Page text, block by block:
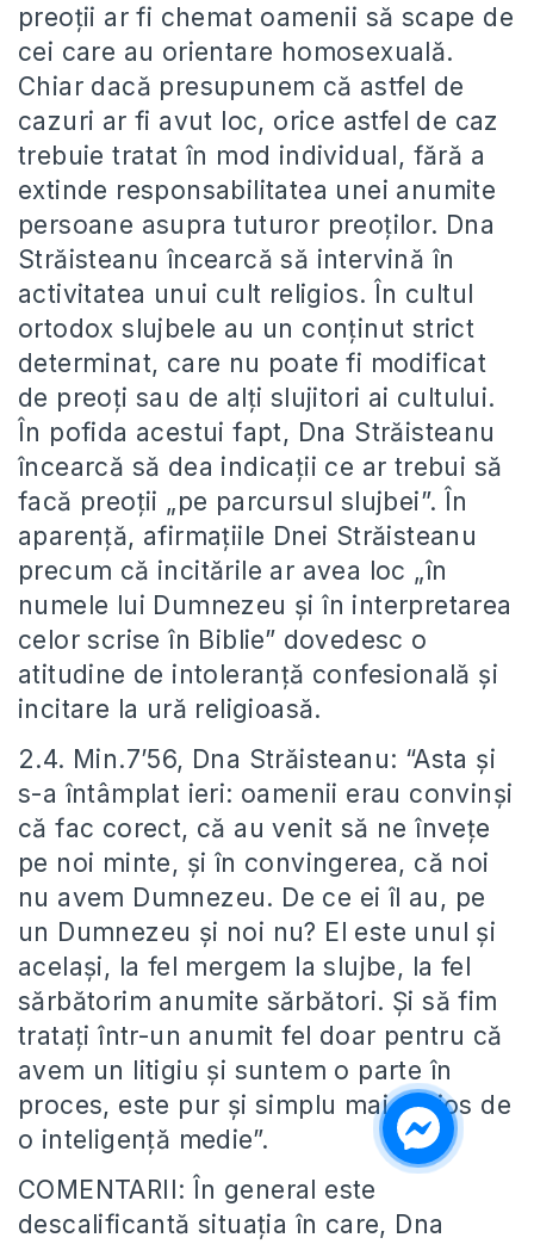
preoții ar fi chemat oamenii să scape de
cei care au orientare homosexuală.
Chiar dacă presupunem că astfel de
cazuri ar fi avut loc, orice astfel de caz
trebuie tratat în mod individual, fără a
extinde responsabilitatea unei anumite
persoane asupra tuturor preoților. Dna
Străisteanu încearcă să intervină în
activitatea unui cult religios. În cultul
ortodox slujbele au un conținut strict
determinat, care nu poate fi modificat
de preoți sau de alți slujitori ai cultului.
În pofida acestui fapt, Dna Străisteanu
încearcă să dea indicații ce ar trebui să
facă preoții „pe parcursul slujbei”. În
aparență, afirmațiile Dnei Străisteanu
precum că incitările ar avea loc „în
numele lui Dumnezeu și în interpretarea
celor scrise în Biblie” dovedesc o
atitudine de intoleranță confesională și
incitare la ură religioasă.
2.4. Min.7’56, Dna Străisteanu: “Asta și
s-a întâmplat ieri: oamenii erau convinși
că fac corect, că au venit să ne învețe
pe noi minte, și în convingerea, că noi
nu avem Dumnezeu. De ce ei îl au, pe
un Dumnezeu și noi nu? El este unul și
același, la fel mergem la slujbe, la fel
sărbătorim anumite sărbători. Și să fim
tratați într-un anumit fel doar pentru că
avem un litigiu și suntem o parte în
proces, este pur și simplu mai prejos de
o inteligență medie”.
COMENTARII: În general este
descalificantă situația în care, Dna